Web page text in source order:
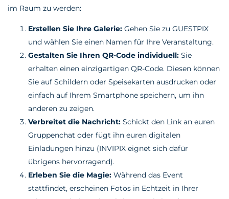
im Raum zu werden:
Erstellen Sie Ihre Galerie: Gehen Sie zu GUESTPIX
und wählen Sie einen Namen für Ihre Veranstaltung.
Gestalten Sie Ihren QR-Code individuell: Sie
erhalten einen einzigartigen QR-Code. Diesen können
Sie auf Schildern oder Speisekarten ausdrucken oder
einfach auf Ihrem Smartphone speichern, um ihn
anderen zu zeigen.
Verbreitet die Nachricht: Schickt den Link an euren
Gruppenchat oder fügt ihn euren digitalen
Einladungen hinzu (INVIPIX eignet sich dafür
übrigens hervorragend).
Erleben Sie die Magie: Während das Event
stattfindet, erscheinen Fotos in Echtzeit in Ihrer